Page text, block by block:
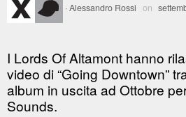
·Alessandro Rossi on
I Lords Of Altamont hanno
video di “Going Downtown”
album in uscita ad Ottobre
Sounds.